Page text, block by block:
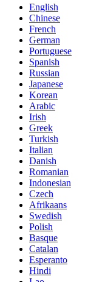
English
Chinese
French
German
Portuguese
Spanish
Russian
Japanese
Korean
Arabic
Irish
Greek
Turkish
Italian
Danish
Romanian
Indonesian
Czech
Afrikaans
Swedish
Polish
Basque
Catalan
Esperanto
Hindi